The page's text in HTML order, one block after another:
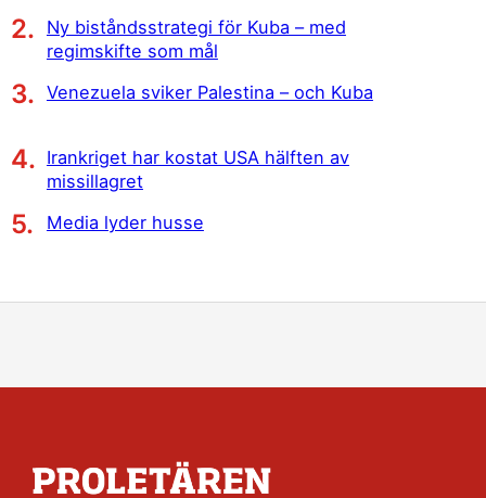
Ny biståndsstrategi för Kuba – med
regimskifte som mål
Venezuela sviker Palestina – och Kuba
Irankriget har kostat USA hälften av
missillagret
Media lyder husse